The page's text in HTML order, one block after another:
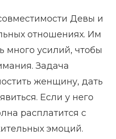
Девы и
отношениях. Им
много усилий, чтобы
Задача
женщину, дать
Если у него
расплатится с
эмоций.